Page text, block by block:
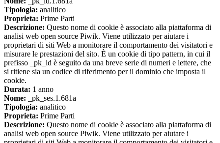
Tipologia: analitico
Proprieta: Prime Parti
Descrizione: Questo nome di cookie è associato alla piattaforma di
analisi web open source Piwik. Viene utilizzato per aiutare i
proprietari di siti Web a monitorare il comportamento dei visitatori e
misurare le prestazioni del sito. È un cookie di tipo pattern, in cui il
prefisso _pk_id è seguito da una breve serie di numeri e lettere, che
si ritiene sia un codice di riferimento per il dominio che imposta il
cookie.
Durata: 1 anno
Nome: _pk_ses.1.681a
Tipologia: analitico
Proprieta: Prime Parti
Descrizione: Questo nome di cookie è associato alla piattaforma di
analisi web open source Piwik. Viene utilizzato per aiutare i